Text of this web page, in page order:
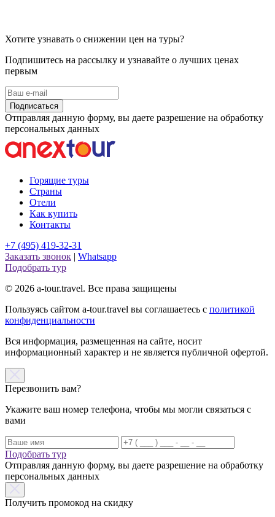
Хотите узнавать о снижении цен на туры?
Подпишитесь на рассылку и узнавайте о лучших ценах
первым
Подписаться
Отправляя данную форму, вы даете разрешение на обработку
персональных данных
Горящие туры
Страны
Отели
Как купить
Контакты
+7 (495) 419-32-31
Заказать звонок | Whatsapp
Подобрать тур
© 2026 a-tour.travel. Все права защищены
Пользуясь сайтом a-tour.travel вы соглашаетесь с политикой
конфиденциальности
Вся информация, размещенная на сайте, носит
информационный характер и не является публичной офертой.
Перезвонить вам?
Укажите ваш номер телефона, чтобы мы могли связаться с
вами
Подобрать тур
Отправляя данную форму, вы даете разрешение на обработку
персональных данных
Получить промокод на скидку